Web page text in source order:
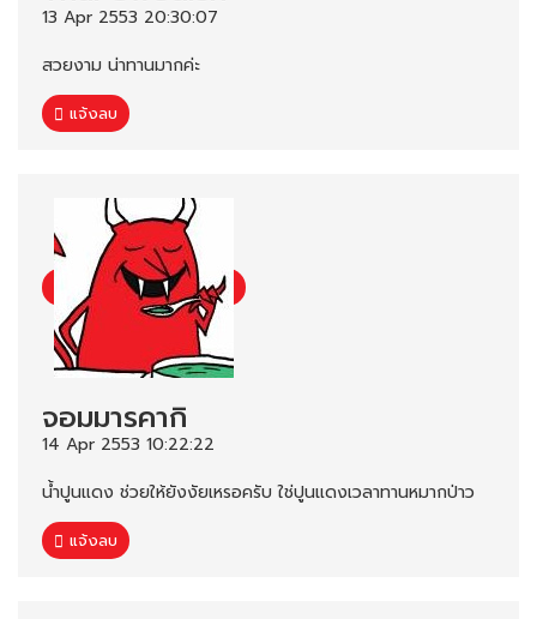
13 Apr 2553 20:30:07
สวยงาม น่าทานมากค่ะ
แจ้งลบ
จอมมารคากิ
14 Apr 2553 10:22:22
น้ำปูนแดง ช่วยให้ยังงัยเหรอครับ ใช่ปูนแดงเวลาทานหมากป่าว
แจ้งลบ